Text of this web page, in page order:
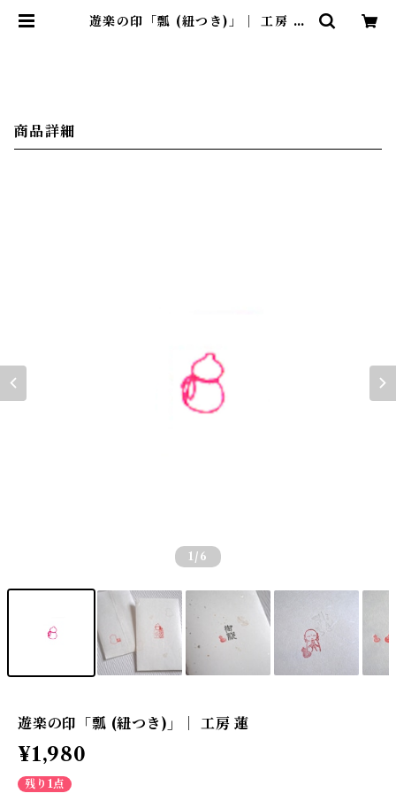
遊楽の印「瓢 (紐つき)」｜ 工房 蓮
商品詳細
1 /6
遊楽の印「瓢 (紐つき)」｜ 工房 蓮
¥1,980
残り1点